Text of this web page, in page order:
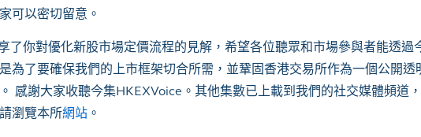
可以密切留意。
了你對優化新股市場定價流程的見解，希望各位聽眾和市場參與者能透過
為了要確保我們的上市框架切合所需，並鞏固香港交易所作為一個公開透
感謝大家收聽今集HKEXVoice。其他集數已上載到我們的社交媒體頻道
瀏覽本所網站 。